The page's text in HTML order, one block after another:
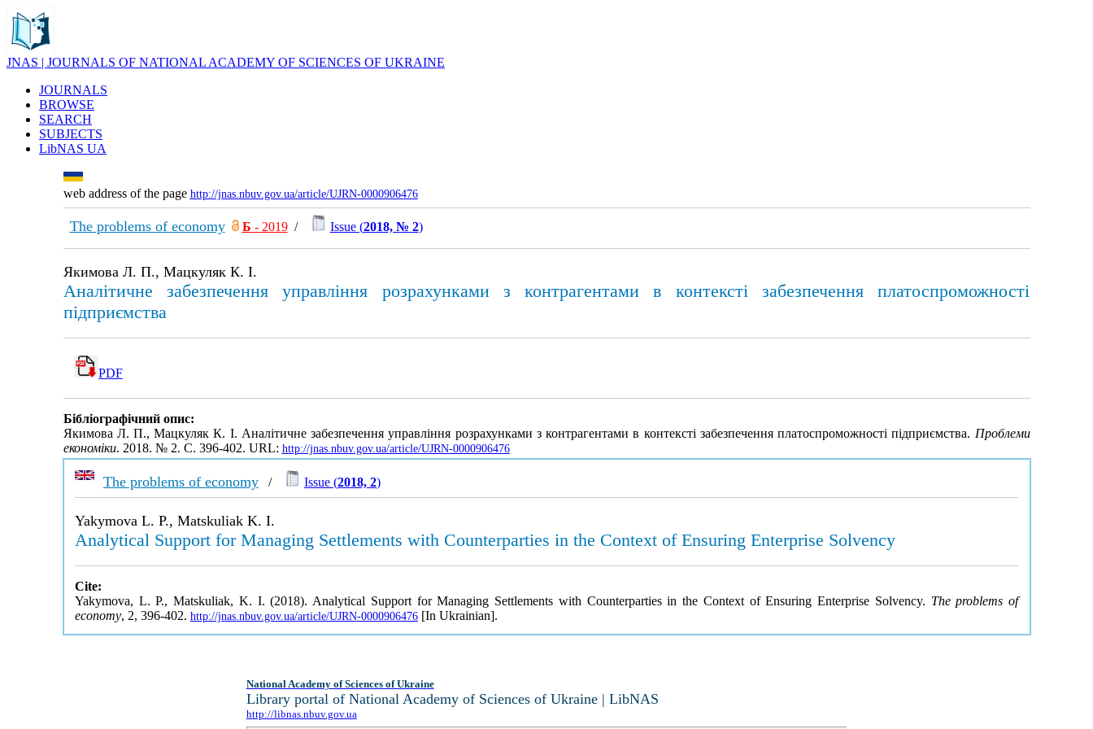
JNAS | JOURNALS OF NATIONAL ACADEMY OF SCIENCES OF UKRAINE
JOURNALS
BROWSE
SEARCH
SUBJECTS
LibNAS UA
web address of the page http://jnas.nbuv.gov.ua/article/UJRN-0000906476
The problems of economy Б - 2019/ Issue (2018, № 2)
Якимова Л. П., Мацкуляк К. І.
Аналітичне забезпечення управління розрахунками з контрагентами в контексті забезпечення платоспроможності
підприємства
PDF
Бібліографічний опис:
Якимова Л. П., Мацкуляк К. І. Аналітичне забезпечення управління розрахунками з контрагентами в контексті забезпечення платоспроможності підприємства. Проблеми
економіки. 2018. № 2. С. 396-402. URL: http://jnas.nbuv.gov.ua/article/UJRN-0000906476
The problems of economy/ Issue (2018, 2)
Yakymova L. P., Matskuliak K. I.
Analytical Support for Managing Settlements with Counterparties in the Context of Ensuring Enterprise Solvency
Cite:
Yakymova, L. P., Matskuliak, K. I. (2018). Analytical Support for Managing Settlements with Counterparties in the Context of Ensuring Enterprise Solvency. The problems of
economy, 2, 396-402. http://jnas.nbuv.gov.ua/article/UJRN-0000906476[In Ukrainian].
National Academy of Sciences of Ukraine
Library portal of National Academy of Sciences of Ukraine | LibNAS
http://libnas.nbuv.gov.ua